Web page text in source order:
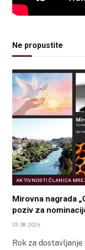
Ne propustite
AKTIVNOSTI ČLANICA
Mirovna nagrada
poziv za
03.08.2026
Rok za